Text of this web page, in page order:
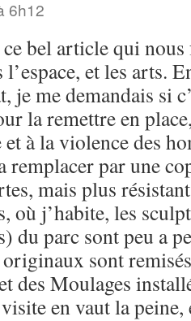
6h12
bel article qui nous
l’espace, et les arts.
je me demandais si
la remettre en
et à la violence des
remplacer par une
mais plus
où j’habite, les
du parc sont peu a
sont
des Moulages
en vaut la